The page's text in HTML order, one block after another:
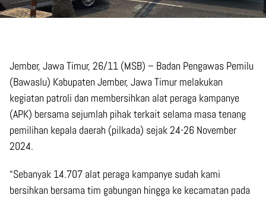
Jember, Jawa Timur, 26/11 (MSB) – Badan Pengawas Pemilu
(Bawaslu) Kabupaten Jember, Jawa Timur melakukan
kegiatan patroli dan membersihkan alat peraga kampanye
(APK) bersama sejumlah pihak terkait selama masa tenang
pemilihan kepala daerah (pilkada) sejak 24-26 November
2024.
“Sebanyak 14.707 alat peraga kampanye sudah kami
bersihkan bersama tim gabungan hingga ke kecamatan pada